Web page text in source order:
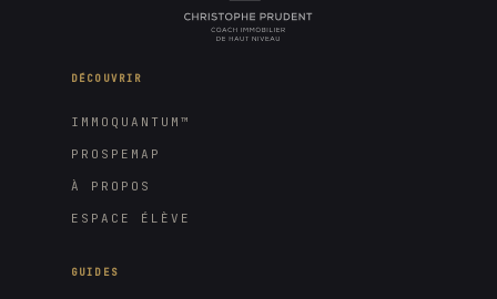
DÉCOUVRIR
IMMOQUANTUM™
PROSPEMAP
À PROPOS
ESPACE ÉLÈVE
GUIDES